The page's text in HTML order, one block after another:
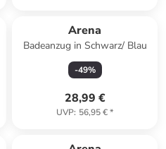
Arena
Badeanzug in Schwarz/ Blau
-49%
28,99 €
UVP: 56,95 €*